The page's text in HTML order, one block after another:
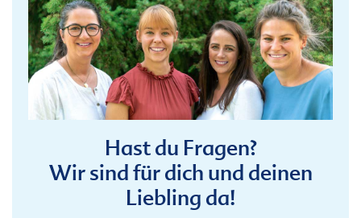
Hast du Fragen?
Wir sind für dich und deinen
Liebling da!